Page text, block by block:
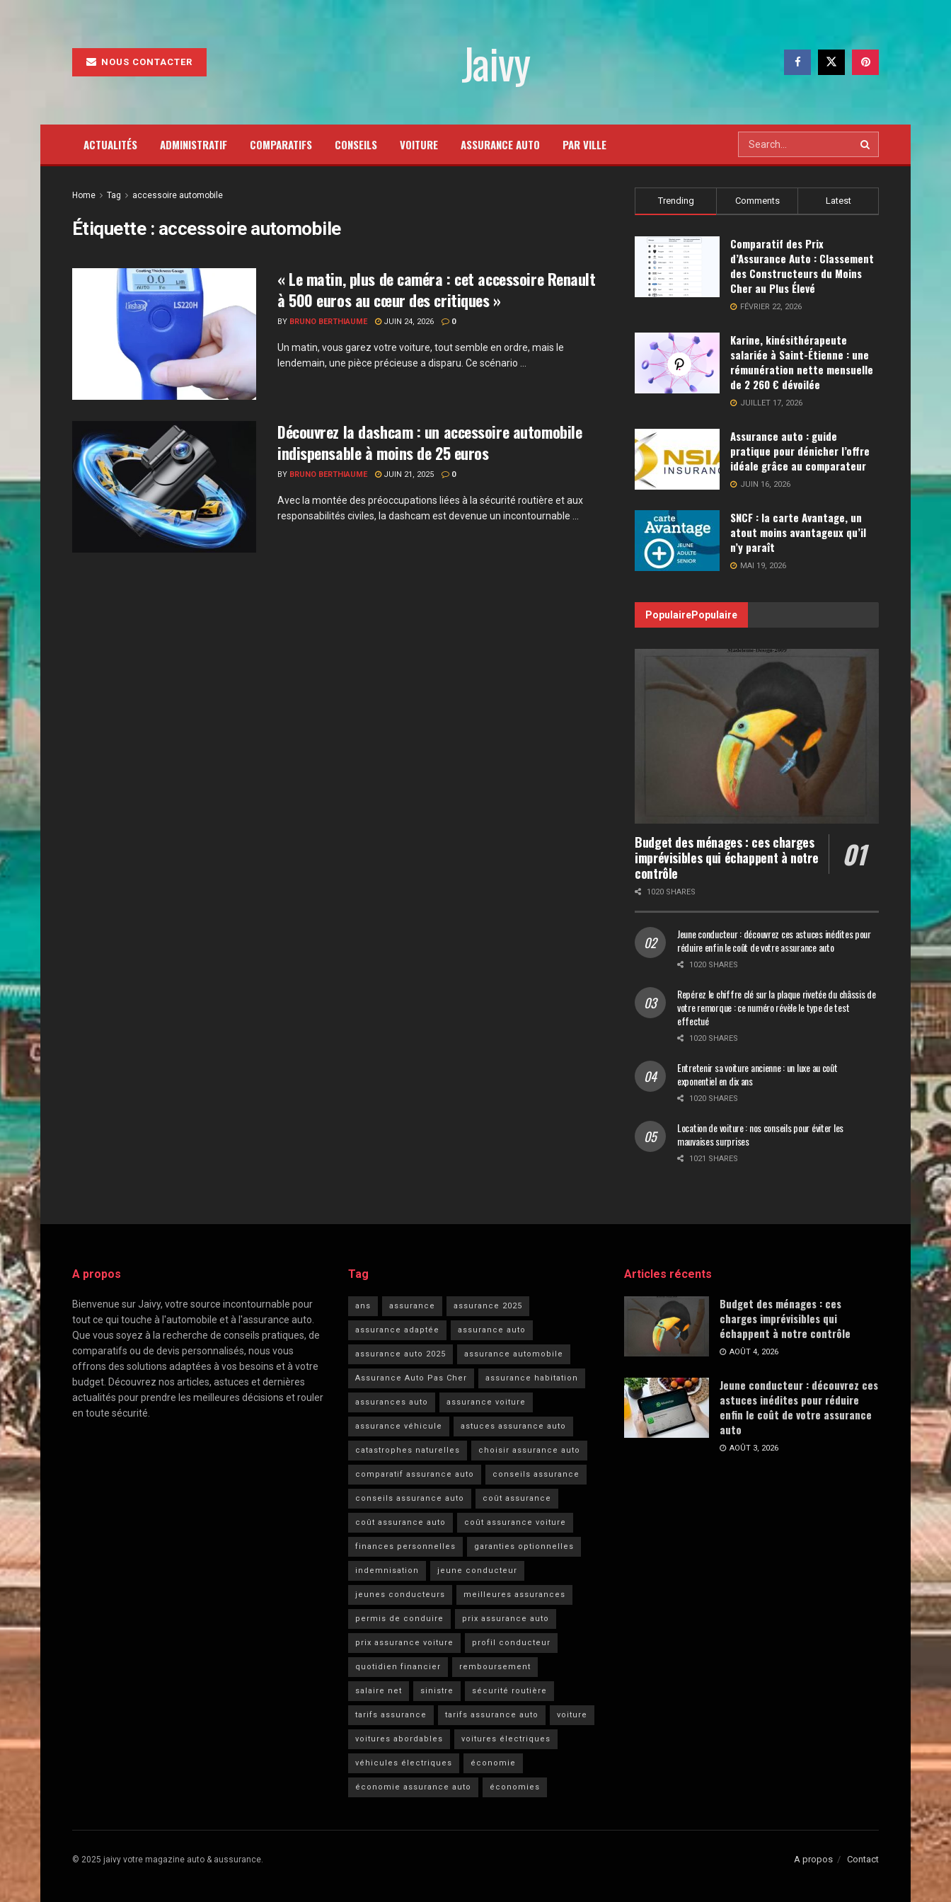
NOUS CONTACTER Jaivy
ACTUALITÉS ADMINISTRATIF COMPARATIFS CONSEILS VOITURE ASSURANCE AUTO PAR VILLE
Home Tag accessoire automobile
Étiquette : accessoire automobile
« Le matin, plus de caméra : cet accessoire Renault
à 500 euros au cœur des critiques »
BY BRUNO BERTHIAUME JUIN 24, 2026 0
Un matin, vous garez votre voiture, tout semble en ordre, mais le
lendemain, une pièce précieuse a disparu. Ce scénario ...
Découvrez la dashcam : un accessoire automobile
indispensable à moins de 25 euros
BY BRUNO BERTHIAUME JUIN 21, 2025 0
Avec la montée des préoccupations liées à la sécurité routière et aux
responsabilités civiles, la dashcam est devenue un incontournable ...
Trending Comments Latest
Comparatif des Prix
d’Assurance Auto : Classement
des Constructeurs du Moins
Cher au Plus Élevé
FÉVRIER 22, 2026
Karine, kinésithérapeute
salariée à Saint-Étienne : une
rémunération nette mensuelle
de 2 260 € dévoilée
JUILLET 17, 2026
Assurance auto : guide
pratique pour dénicher l’offre
idéale grâce au comparateur
JUIN 16, 2026
SNCF : la carte Avantage, un
atout moins avantageux qu’il
n’y paraît
MAI 19, 2026
PopulairePopulaire
Budget des ménages : ces charges
imprévisibles qui échappent à notre
contrôle
1020 SHARES
Jeune conducteur : découvrez ces astuces inédites pour
réduire enfin le coût de votre assurance auto
1020 SHARES
Repérez le chiffre clé sur la plaque rivetée du châssis de
votre remorque : ce numéro révèle le type de test
effectué
1020 SHARES
Entretenir sa voiture ancienne : un luxe au coût
exponentiel en dix ans
1020 SHARES
Location de voiture : nos conseils pour éviter les
mauvaises surprises
1021 SHARES
A propos
Bienvenue sur Jaivy, votre source incontournable pour
tout ce qui touche à l'automobile et à l'assurance auto.
Que vous soyez à la recherche de conseils pratiques, de
comparatifs ou de devis personnalisés, nous vous
offrons des solutions adaptées à vos besoins et à votre
budget. Découvrez nos articles, astuces et dernières
actualités pour prendre les meilleures décisions et rouler
en toute sécurité.
Tag
ans assurance assurance 2025
assurance adaptée assurance auto
assurance auto 2025 assurance automobile
Assurance Auto Pas Cher assurance habitation
assurances auto assurance voiture
assurance véhicule astuces assurance auto
catastrophes naturelles choisir assurance auto
comparatif assurance auto conseils assurance
conseils assurance auto coût assurance
coût assurance auto coût assurance voiture
finances personnelles garanties optionnelles
indemnisation jeune conducteur
jeunes conducteurs meilleures assurances
permis de conduire prix assurance auto
prix assurance voiture profil conducteur
quotidien financier remboursement
salaire net sinistre sécurité routière
tarifs assurance tarifs assurance auto voiture
voitures abordables voitures électriques
véhicules électriques économie
économie assurance auto économies
Articles récents
Budget des ménages : ces
charges imprévisibles qui
échappent à notre contrôle
AOÛT 4, 2026
Jeune conducteur : découvrez ces
astuces inédites pour réduire
enfin le coût de votre assurance
auto
AOÛT 3, 2026
A propos Contact
© 2025 jaivy votre magazine auto & aussurance.